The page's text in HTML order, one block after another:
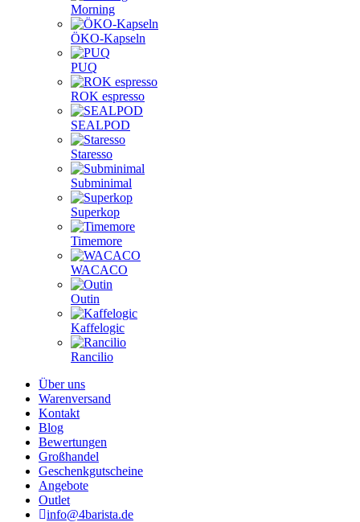
Morning
ÖKO-Kapseln
PUQ
ROK espresso
SEALPOD
Staresso
Subminimal
Superkop
Timemore
WACACO
Outin
Kaffelogic
Rancilio
Über uns
Warenversand
Kontakt
Blog
Bewertungen
Großhandel
Geschenkgutscheine
Angebote
Outlet
info@4barista.de